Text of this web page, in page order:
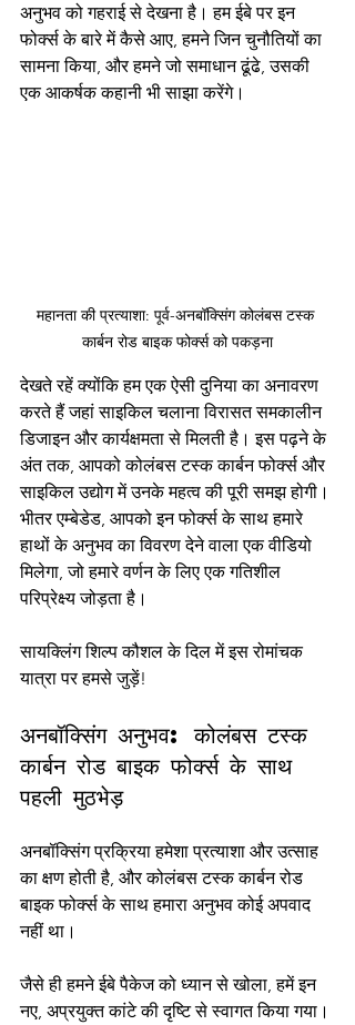
अनुभव को गहराई से देखना है। हम ईबे पर इन
फोर्क्स के बारे में कैसे आए, हमने जिन चुनौतियों का
सामना किया, और हमने जो समाधान ढूंढे, उसकी
एक आकर्षक कहानी भी साझा करेंगे।
महानता की प्रत्याशा: पूर्व-अनबॉक्सिंग कोलंबस टस्क
कार्बन रोड बाइक फोर्क्स को पकड़ना
देखते रहें क्योंकि हम एक ऐसी दुनिया का अनावरण
करते हैं जहां साइकिल चलाना विरासत समकालीन
डिजाइन और कार्यक्षमता से मिलती है। इस पढ़ने के
अंत तक, आपको कोलंबस टस्क कार्बन फोर्क्स और
साइकिल उद्योग में उनके महत्व की पूरी समझ होगी।
भीतर एम्बेडेड, आपको इन फोर्क्स के साथ हमारे
हाथों के अनुभव का विवरण देने वाला एक वीडियो
मिलेगा, जो हमारे वर्णन के लिए एक गतिशील
परिप्रेक्ष्य जोड़ता है।
सायक्लिंग शिल्प कौशल के दिल में इस रोमांचक
यात्रा पर हमसे जुड़ें!
अनबॉक्सिंग अनुभव: कोलंबस टस्क
कार्बन रोड बाइक फोर्क्स के साथ
पहली मुठभेड़
अनबॉक्सिंग प्रक्रिया हमेशा प्रत्याशा और उत्साह
का क्षण होती है, और कोलंबस टस्क कार्बन रोड
बाइक फोर्क्स के साथ हमारा अनुभव कोई अपवाद
नहीं था।
जैसे ही हमने ईबे पैकेज को ध्यान से खोला, हमें इन
नए, अप्रयुक्त कांटे की दृष्टि से स्वागत किया गया।